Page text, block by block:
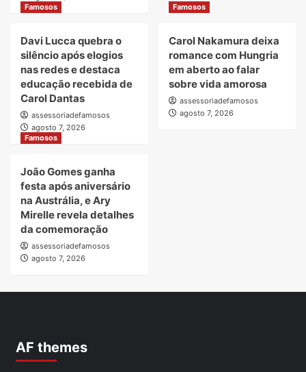
Famosos
Davi Lucca quebra o
silêncio após elogios
nas redes e destaca
educação recebida de
Carol Dantas
assessoriadefamosos
agosto 7, 2026
Famosos
Carol Nakamura deixa
romance com Hungria
em aberto ao falar
sobre vida amorosa
assessoriadefamosos
agosto 7, 2026
Famosos
João Gomes ganha
festa após aniversário
na Austrália, e Ary
Mirelle revela detalhes
da comemoração
assessoriadefamosos
agosto 7, 2026
AF themes